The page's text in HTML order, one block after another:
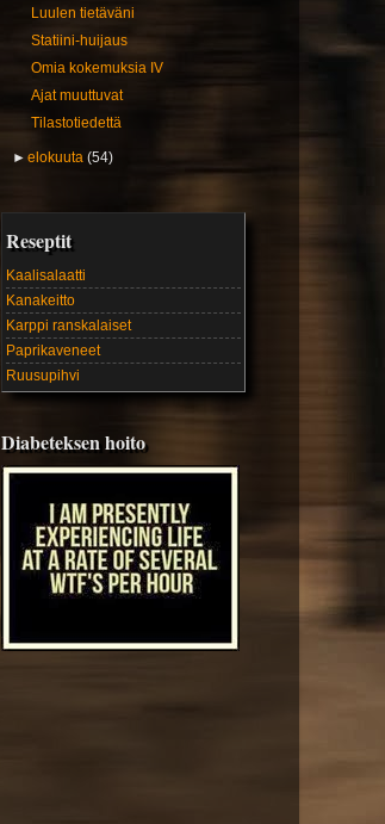
Luulen tietäväni
Statiini-huijaus
Omia kokemuksia IV
Ajat muuttuvat
Tilastotiedettä
►elokuuta(54)
Reseptit
Kaalisalaatti
Kanakeitto
Karppi ranskalaiset
Paprikaveneet
Ruusupihvi
Diabeteksen hoito